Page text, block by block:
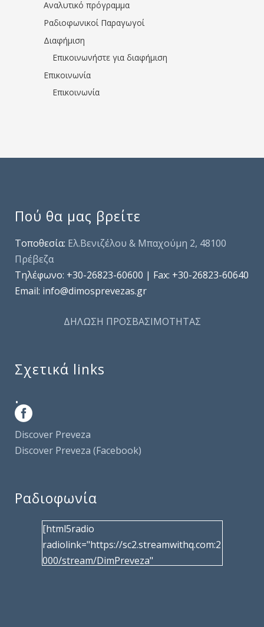
Αναλυτικό πρόγραμμα
Ραδιοφωνικοί Παραγωγοί
Διαφήμιση
Επικοινωνήστε για διαφήμιση
Επικοινωνία
Επικοινωνία
Πού θα μας βρείτε
Τοποθεσία: Ελ.Βενιζέλου & Μπαχούμη 2, 48100
Πρέβεζα
Τηλέφωνo: +30-26823-60600 | Fax: +30-26823-60640
Email: info@dimosprevezas.gr
ΔΗΛΩΣΗ ΠΡΟΣΒΑΣΙΜΟΤΗΤΑΣ
Σχετικά links
.
Discover Preveza
Discover Preveza (Facebook)
Ραδιοφωνία
[html5radio
radiolink="https://sc2.streamwithq.com:2
000/stream/DimPreveza"